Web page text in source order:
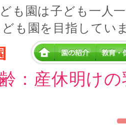
も園は子ども一人
も園を目指してい
：産休明け